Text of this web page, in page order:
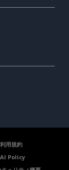
利用規約
AI Policy